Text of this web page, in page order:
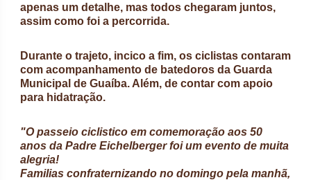
apenas um detalhe, mas todos chegaram juntos,
assim como foi a percorrida.
Durante o trajeto, incico a fim, os ciclistas contaram
com acompanhamento de batedoros da Guarda
Municipal de Guaíba. Além, de contar com apoio
para hidatração.
"O passeio ciclistico em comemoração aos 50
anos da Padre Eichelberger foi um evento de muita
alegria!
Familias confraternizando no domingo pela manhã,